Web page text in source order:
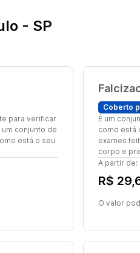
- SP
para verificar
conjunto de
está o seu
Coberto
É um
como está
exames
corpo e
A partir de:
R$
O valor